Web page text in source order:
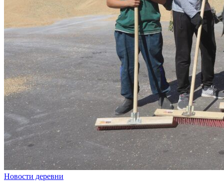
Новости деревни